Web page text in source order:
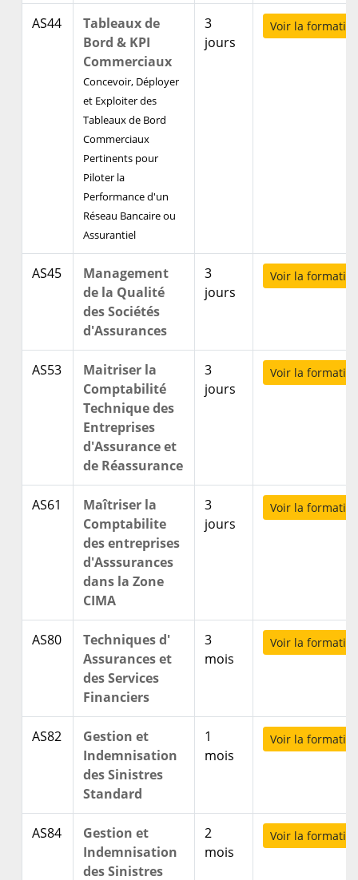
AS44
Tableaux de
Bord & KPI
Commerciaux
Concevoir, Déployer
et Exploiter des
Tableaux de Bord
Commerciaux
Pertinents pour
Piloter la
Performance d'un
Réseau Bancaire ou
Assurantiel
3
jours
Voir la
AS45
Management
de la Qualité
des Sociétés
d'Assurances
3
jours
Voir la
AS53
Maitriser la
Comptabilité
Technique des
Entreprises
d'Assurance et
de Réassurance
3
jours
Voir la
AS61
Maîtriser la
Comptabilite
des entreprises
d'Asssurances
dans la Zone
CIMA
3
jours
Voir la
AS80
Techniques d'
Assurances et
des Services
Financiers
3
mois
Voir la
AS82
Gestion et
Indemnisation
des Sinistres
Standard
1
mois
Voir la
AS84
Gestion et
Indemnisation
des Sinistres
2
mois
Voir la
résultats concrets obtenus
de vrais professionnels :
formation a été très enrichissante. Elle
donnée les outils nécessaires pour auditer
contrats existants, et surtout les outils pour